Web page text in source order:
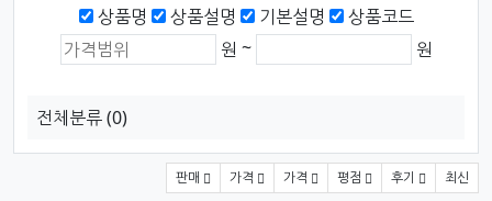
검색범위
상품명 상품설명 기본설명
상품코드
상품가격 (원)
최소 가격 원 ~ 원
전체분류(0)
판매 가격 가격 평점 후기 최신